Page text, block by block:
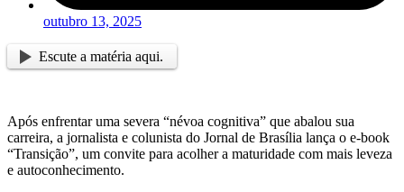
outubro 13, 2025
Escute a matéria aqui.
Após enfrentar uma severa “névoa cognitiva” que abalou sua
carreira, a jornalista e colunista do Jornal de Brasília lança o e-book
“Transição”, um convite para acolher a maturidade com mais leveza
e autoconhecimento.